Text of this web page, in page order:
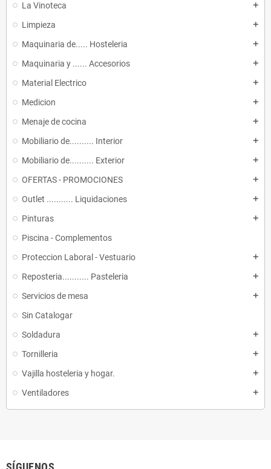
La Vinoteca
add
Limpieza add
Maquinaria de..... Hosteleria add
Maquinaria y ...... Accesorios add
Material Electrico add
Medicion add
Menaje de cocina add
Mobiliario de.......... Interior add
Mobiliario de.......... Exterior add
OFERTAS - PROMOCIONES add
Outlet ........... Liquidaciones add
Pinturas add
Piscina - Complementos
Proteccion Laboral - Vestuario
add
Reposteria........... Pasteleria add
Servicios de mesa add
Sin Catalogar
Soldadura
add
Tornilleria add
Vajilla hosteleria y hogar. add
Ventiladores add